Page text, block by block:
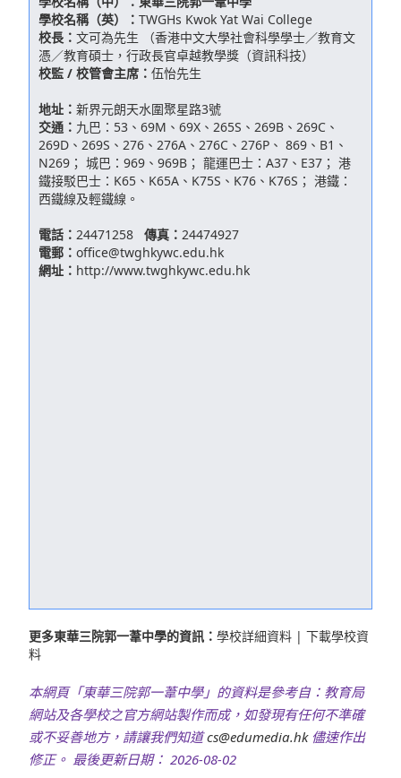
學校名稱（英）： TWGHs Kwok Yat Wai College
校長： 文可為先生 （香港中文大學社會科學學士／教育文
憑／教育碩士，行政長官卓越教學獎（資訊科技）
校監 / 校管會主席： 伍怡先生
地址： 新界元朗天水圍聚星路3號
交通： 九巴：53、69M、69X、265S、269B、269C、
269D、269S、276、276A、276C、276P、 869、B1、
N269； 城巴：969、969B； 龍運巴士：A37、E37； 港
鐵接駁巴士：K65、K65A、K75S、K76、K76S； 港鐵：
西鐵線及輕鐵線。
電話： 24471258 傳真： 24474927
電郵： office@twghkywc.edu.hk
網址： http://www.twghkywc.edu.hk
更多東華三院郭一葦中學的資訊： 學校詳細資料 | 下載學校資
料
本網頁「東華三院郭一葦中學」的資料是參考自：教育局
網站及各學校之官方網站製作而成，如發現有任何不準確
或不妥善地方，請讓我們知道cs@edumedia.hk儘速作出
修正。 最後更新日期： 2026-08-02